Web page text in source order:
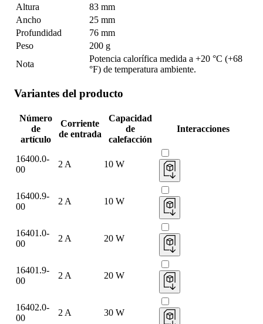
Altura
83 mm
Ancho
25 mm
Profundidad
76 mm
Peso
200 g
Nota
Potencia calorífica medida a +20 °C (+68
°F) de temperatura ambiente.
Variantes del producto
Número
de
artículo
Corriente
de entrada
Capacidad
de
calefacción
Interacciones
16400.0-
00
2 A 10 W
16400.9-
00
2 A 10 W
16401.0-
00
2 A 20 W
16401.9-
00
2 A 20 W
16402.0-
00
2 A 30 W